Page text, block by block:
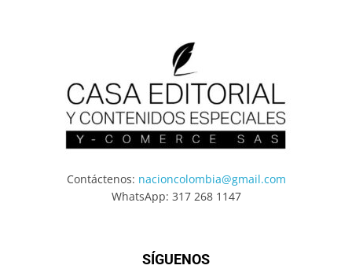
Contáctenos: nacioncolombia@gmail.com
WhatsApp: 317 268 1147
SÍGUENOS